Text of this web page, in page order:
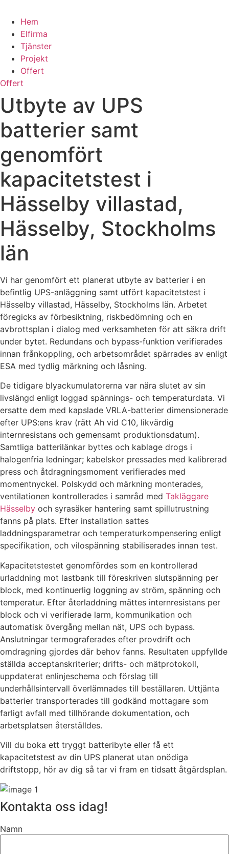
Hem
Elfirma
Tjänster
Projekt
Offert
Offert
Utbyte av UPS
batterier samt
genomfört
kapacitetstest i
Hässelby villastad,
Hässelby, Stockholms
län
Vi har genomfört ett planerat utbyte av batterier i en
befintlig UPS-anläggning samt utfört kapacitetstest i
Hässelby villastad, Hässelby, Stockholms län. Arbetet
föregicks av förbesiktning, riskbedömning och en
avbrottsplan i dialog med verksamheten för att säkra drift
under bytet. Redundans och bypass-funktion verifierades
innan frånkoppling, och arbetsområdet spärrades av enligt
ESA med tydlig märkning och låsning.
De tidigare blyackumulatorerna var nära slutet av sin
livslängd enligt loggad spännings- och temperaturdata. Vi
ersatte dem med kapslade VRLA-batterier dimensionerade
efter UPS:ens krav (rätt Ah vid C10, likvärdig
internresistans och gemensamt produktionsdatum).
Samtliga batterilänkar byttes och kablage drogs i
halogenfria ledningar; kabelskor pressades med kalibrerad
press och åtdragningsmoment verifierades med
momentnyckel. Polskydd och märkning monterades,
ventilationen kontrollerades i samråd med Takläggare
Hässelby och syrasäker hantering samt spillutrustning
fanns på plats. Efter installation sattes
laddningsparametrar och temperaturkompensering enligt
specifikation, och vilospänning stabiliserades innan test.
Kapacitetstestet genomfördes som en kontrollerad
urladdning mot lastbank till föreskriven slutspänning per
block, med kontinuerlig loggning av ström, spänning och
temperatur. Efter återladdning mättes internresistans per
block och vi verifierade larm, kommunikation och
automatisk övergång mellan nät, UPS och bypass.
Anslutningar termograferades efter provdrift och
omdragning gjordes där behov fanns. Resultaten uppfyllde
ställda acceptanskriterier; drifts- och mätprotokoll,
uppdaterat enlinjeschema och förslag till
underhållsintervall överlämnades till beställaren. Uttjänta
batterier transporterades till godkänd mottagare som
farligt avfall med tillhörande dokumentation, och
arbetsplatsen återställdes.
Vill du boka ett tryggt batteribyte eller få ett
kapacitetstest av din UPS planerat utan onödiga
driftstopp, hör av dig så tar vi fram en tidsatt åtgärdsplan.
Kontakta oss idag!
Namn